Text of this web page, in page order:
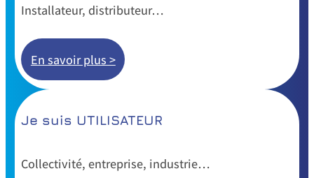
Installateur, distributeur…
En savoir plus >
Je suis UTILISATEUR
Collectivité, entreprise, industrie…